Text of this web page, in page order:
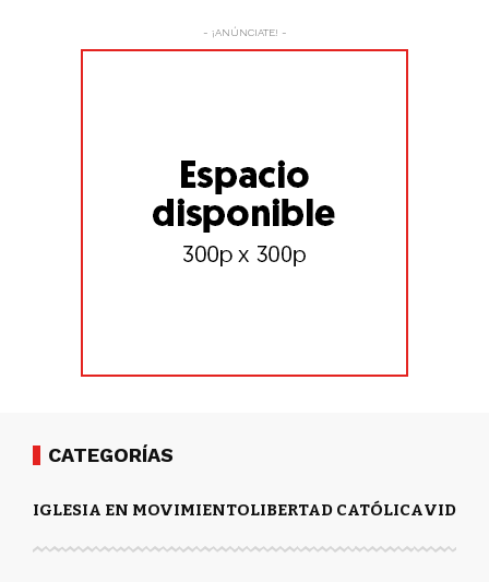
- ¡ANÚNCIATE! -
CATEGORÍAS
IGLESIA EN MOVIMIENTOLIBERTAD CATÓLICAVIDA